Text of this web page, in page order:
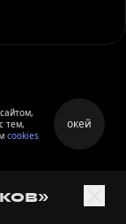
тем,
cookies
окей